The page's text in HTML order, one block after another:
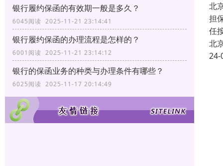
银行履约保函的有效期一般是多久？
6045阅读 2025-11-21 23:14:41
银行履约保函的办理流程是怎样的？
6001阅读 2025-11-21 23:14:12
银行的保函业务的种类与办理条件有哪些？
6025阅读 2025-11-17 20:14:49
北
担
任
北
24-